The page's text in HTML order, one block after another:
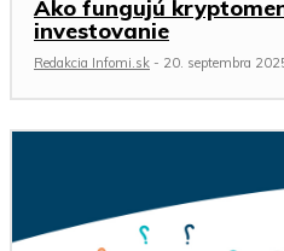
Ako fungujú
investovanie
Redakcia Infomi.sk - 20. septembra